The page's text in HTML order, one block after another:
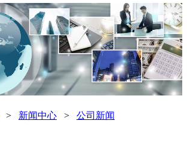
新闻中心> 公司新闻